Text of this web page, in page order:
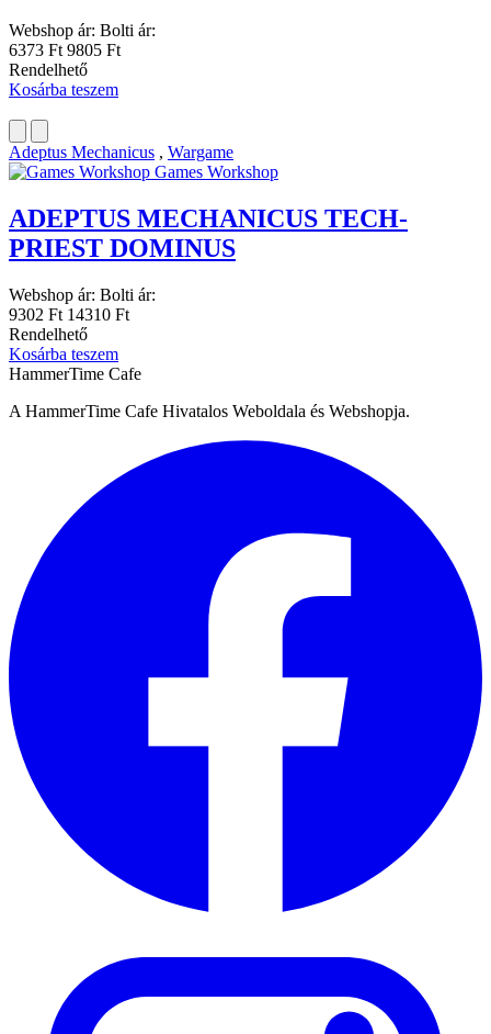
Webshop ár: Bolti ár:
6373 Ft 9805 Ft
Rendelhető
Kosárba teszem
Adeptus Mechanicus , Wargame
Games Workshop
ADEPTUS MECHANICUS TECH-
PRIEST DOMINUS
Webshop ár: Bolti ár:
9302 Ft 14310 Ft
Rendelhető
Kosárba teszem
HammerTime Cafe
A HammerTime Cafe Hivatalos Weboldala és Webshopja.